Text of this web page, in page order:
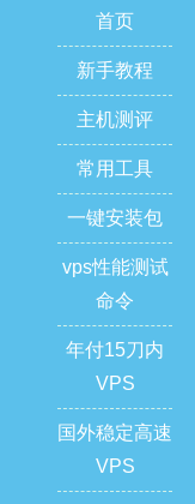
首页
新手教程
主机测评
常用工具
一键安装包
vps性能测试
命令
年付15刀内
VPS
国外稳定高速
VPS